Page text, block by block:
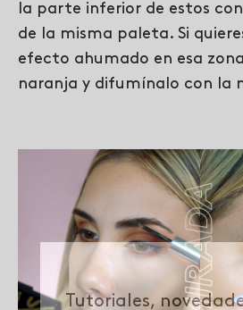
la parte inferior de estos
de la misma paleta. Si
efecto ahumado en esa
naranja y difumínalo con la